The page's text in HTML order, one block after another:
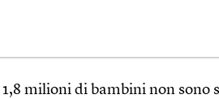
milioni di bambini non sono